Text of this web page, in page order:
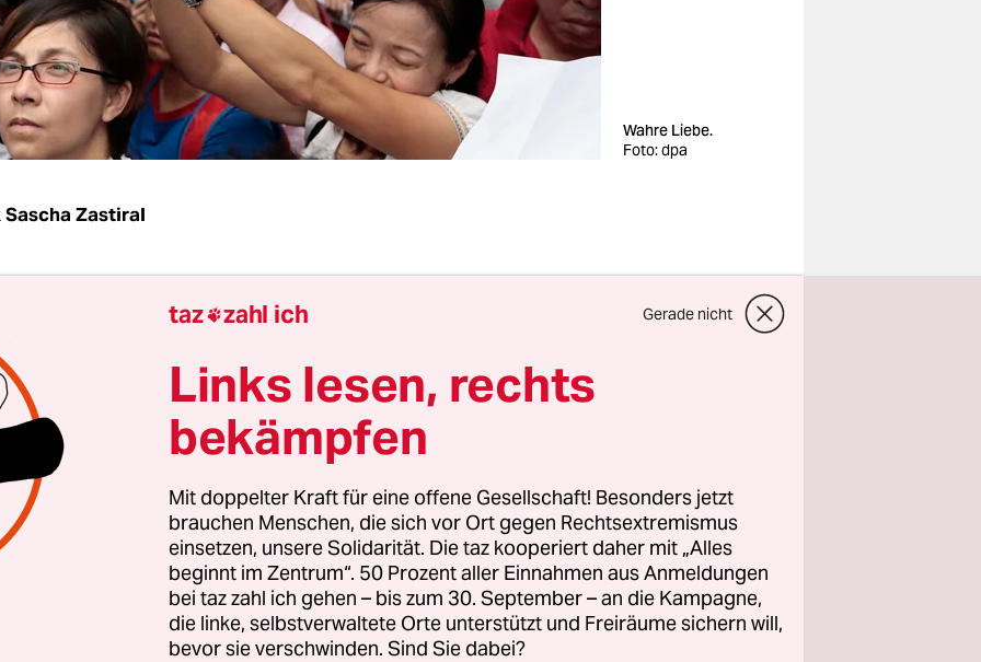
Wahre Liebe.
Foto: dpa
Sascha Zastiral
in Singapur an diesem Freitag bringt eine für den
Stadtstaat ungewöhnliche Neuerung. Denn
die Opposition in allen 89 Wahlkreisen mit eigenen
an. Zum Vergleich: 2006 gab es in rund der Hälfte aller
Kandidaten der People‘s Action Party (PAP).
jetzt niemand davon aus, dass die PAP die Macht
hält sie, seit Großbritannien Singapur 1959 die
übertragen hat. Die Wahl ist auch deshalb
weil auch in Singapur wie derzeit fast überall in Asien die
Das schadet der PAP. Die beansprucht – nicht zu
die einst verarmte Insel in eine globale
taz zahl ich Gerade nicht
Links lesen, rechts
bekämpfen
Mit doppelter Kraft für eine offene Gesellschaft! Besonders jetzt
brauchen Menschen, die sich vor Ort gegen Rechtsextremismus
einsetzen, unsere Solidarität. Die taz kooperiert daher mit „Alles
beginnt im Zentrum“. 50 Prozent aller Einnahmen aus Anmeldungen
bei taz zahl ich gehen – bis zum 30. September – an die Kampagne,
die linke, selbstverwaltete Orte unterstützt und Freiräume sichern will,
bevor sie verschwinden. Sind Sie dabei?